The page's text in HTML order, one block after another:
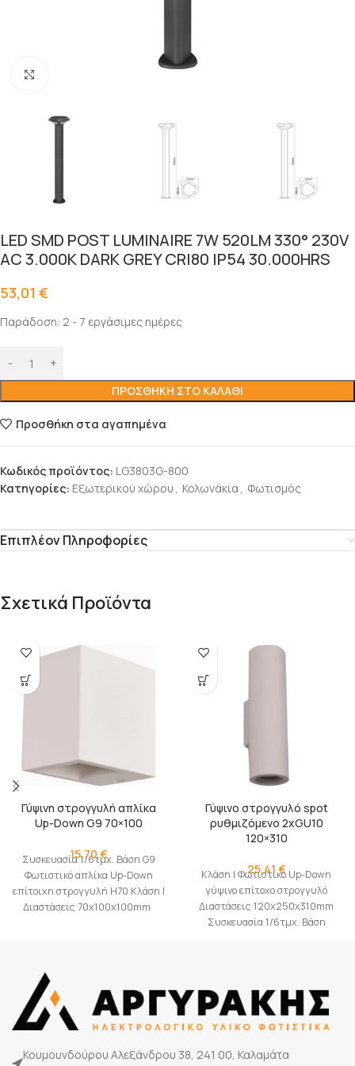
LED SMD POST LUMINAIRE 7W 520LM 330° 230V
AC 3.000K DARK GREY CRI80 IP54 30.000HRS
53,01 €
Παράδοση: 2 - 7 εργάσιμες ημέρες
ΠΡΟΣΘΉΚΗ ΣΤΟ ΚΑΛΆΘΙ
Προσθήκη στα αγαπημένα
Κωδικός προϊόντος: LG3803G-800
Κατηγορίες: Εξωτερικού χώρου , Κολωνάκια , Φωτισμός
Επιπλέον Πληροφορίες
Σχετικά Προϊόντα
Γύψινη στρογγυλή απλίκα
Up-Down G9 70×100
15,70€
Συσκευασία 1/6τμχ. Βάση G9
Φωτιστικό απλίκα Up-Down
επίτοιχη στρογγυλή H70 Κλάση I
Διαστάσεις 70x100x100mm
Γύψινο στρογγυλό spot
ρυθμιζόμενο 2xGU10
120×310
25,41€
Κλάση I Φωτιστικό Up-Down
γύψινο επίτοχο στρογγυλό
Διαστάσεις 120x250x310mm
Συσκευασία 1/6τμχ. Βάση
Κουμουνδούρου Αλεξάνδρου 38, 241 00, Καλαμάτα